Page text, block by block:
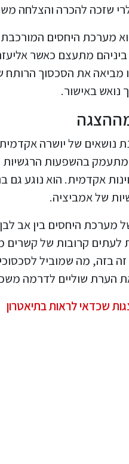
שזכה להכרה והצלחה
מערכת היחסים המורכבת
מתעצם כאשר
מביאה את הסכסוך
נואש באישור.
נושאים של יושרה
בהשפעות הרגשיות
אקדמית. הוא נוגע גם
של אמביציה.
מערכת היחסים בין אב
קרובות של קשרים
זה בזה, מה שמוביל
את הערת שוליים לדרמה
שכדאי לראות בתיאטרון